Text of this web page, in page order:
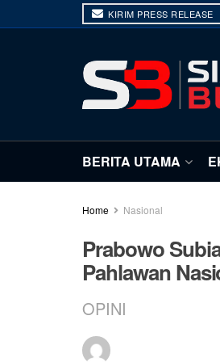
KIRIM PRESS RELEASE
BERITA UTAMA
Home Nasional
Prabowo
Pahlawan
OPINI